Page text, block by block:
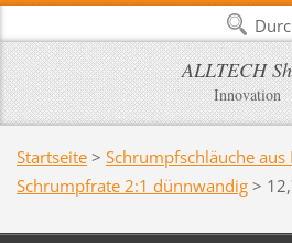
ALLTECH
Innovation
Startseite > Schrumpfschläuche aus
Schrumpfrate 2:1 dünnwandig >